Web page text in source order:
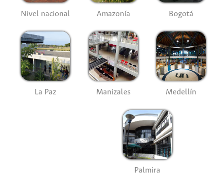
Nivel nacional Amazonía Bogotá
La Paz Manizales Medellín
Palmira